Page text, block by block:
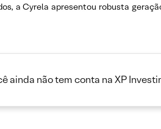
a Cyrela apresentou robusta
ainda não tem conta na XP